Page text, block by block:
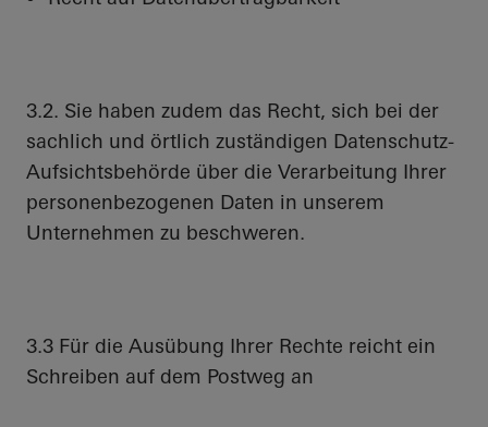
3.2. Sie haben zudem das Recht, sich bei der
sachlich und örtlich zuständigen Datenschutz-
Aufsichtsbehörde über die Verarbeitung Ihrer
personenbezogenen Daten in unserem
Unternehmen zu beschweren.
3.3 Für die Ausübung Ihrer Rechte reicht ein
Schreiben auf dem Postweg an